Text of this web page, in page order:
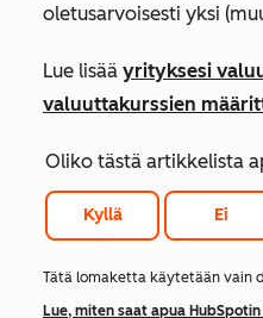
oletusarvoisesti yksi
Lue lisää yrityksesi
valuuttakurssien
Oliko tästä artikkelista
Kyllä Ei
Tätä lomaketta käytetään vain
Lue, miten saat apua HubSpotin